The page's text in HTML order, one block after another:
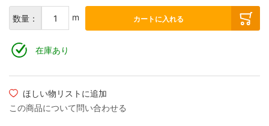
数量： m カートに入れる
在庫あり
ほしい物リストに追加
この商品について問い合わせる